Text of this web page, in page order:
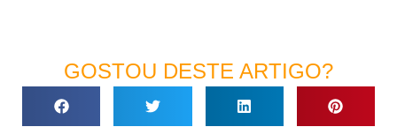
GOSTOU DESTE ARTIGO?